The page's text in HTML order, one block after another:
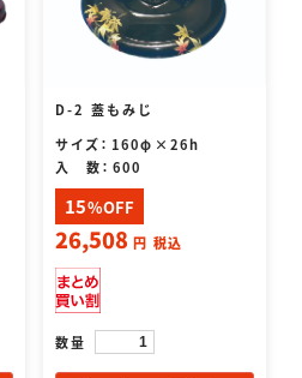
D-2 蓋もみじ
サイズ：160φ×26h
入 数：600
15%OFF
26,508 円 税込
数量